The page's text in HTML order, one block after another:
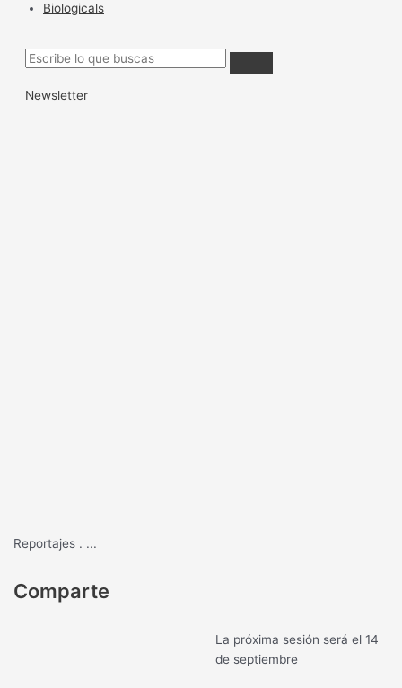
Biologicals
Newsletter
Reportajes . ...
Comparte
La próxima sesión será el 14
de septiembre